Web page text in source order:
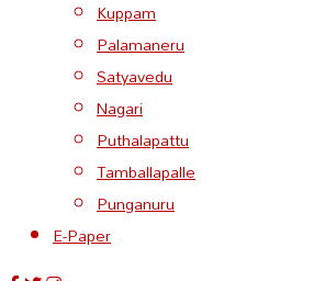
Kuppam
Palamaneru
Satyavedu
Nagari
Puthalapattu
Tamballapalle
Punganuru
E-Paper